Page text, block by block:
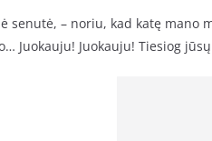
senutė, – noriu, kad katę
Juokauju! Juokauju! Tiesiog